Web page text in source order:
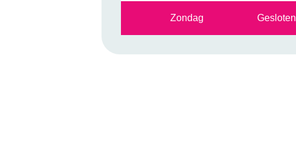
Zondag Gesloten